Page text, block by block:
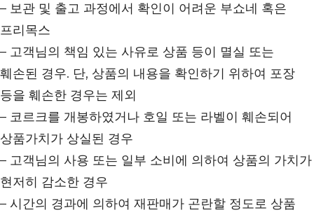
– 보관 및 출고 과정에서 확인이 어려운 부쇼네 혹은
프리목스
– 고객님의 책임 있는 사유로 상품 등이 멸실 또는
훼손된 경우. 단, 상품의 내용을 확인하기 위하여 포장
등을 훼손한 경우는 제외
– 코르크를 개봉하였거나 호일 또는 라벨이 훼손되어
상품가치가 상실된 경우
– 고객님의 사용 또는 일부 소비에 의하여 상품의 가치가
현저히 감소한 경우
– 시간의 경과에 의하여 재판매가 곤란할 정도로 상품